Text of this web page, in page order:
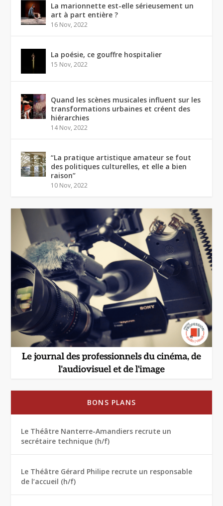
La marionnette est-elle sérieusement un
art à part entière ?
16 Nov, 2022
La poésie, ce gouffre hospitalier
15 Nov, 2022
Quand les scènes musicales influent sur les
transformations urbaines et créent des
hiérarchies
14 Nov, 2022
“La pratique artistique amateur se fout
des politiques culturelles, et elle a bien
raison”
10 Nov, 2022
BONS PLANS
Le Théâtre Nanterre-Amandiers recrute un
secrétaire technique (h/f)
Le Théâtre Gérard Philipe recrute un responsable
de l’accueil (h/f)